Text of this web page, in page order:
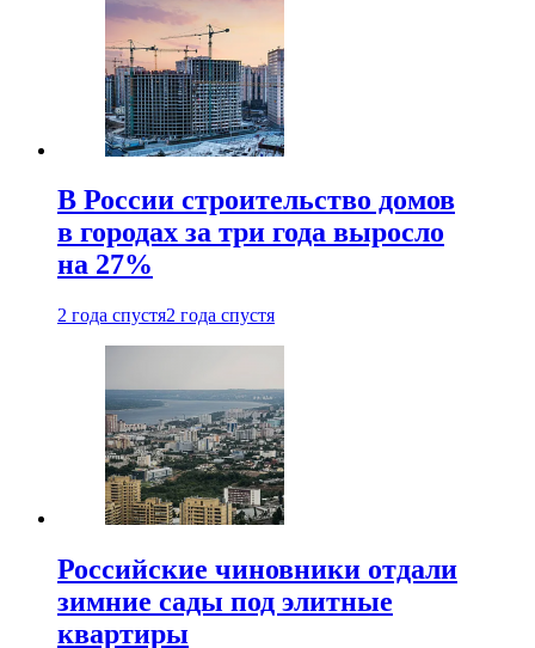
В России строительство домов
в городах за три года выросло
на 27%
2 года спустя2 года спустя
Российские чиновники отдали
зимние сады под элитные
квартиры